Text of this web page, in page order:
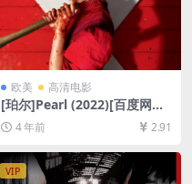
欧美 高清电影
[珀尔]Pearl (2022)[百度网盘
+迅雷云盘资源1080P超清未
删减][MP4/6.6GB][中英字幕]
4 年前 2.91
VIP